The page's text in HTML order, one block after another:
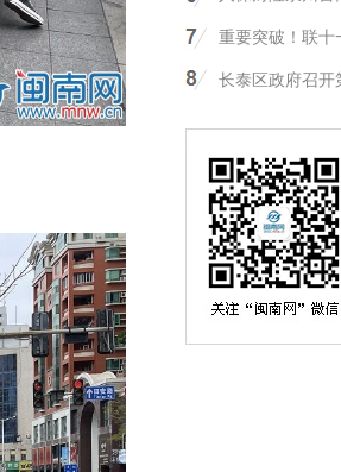
重要突破！联十
长泰区政府召开